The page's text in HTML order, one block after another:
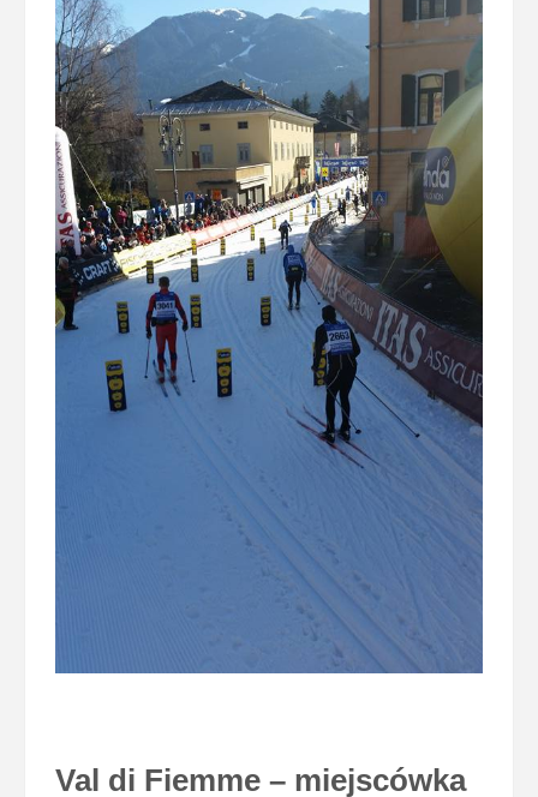
Val di Fiemme – miejscówka